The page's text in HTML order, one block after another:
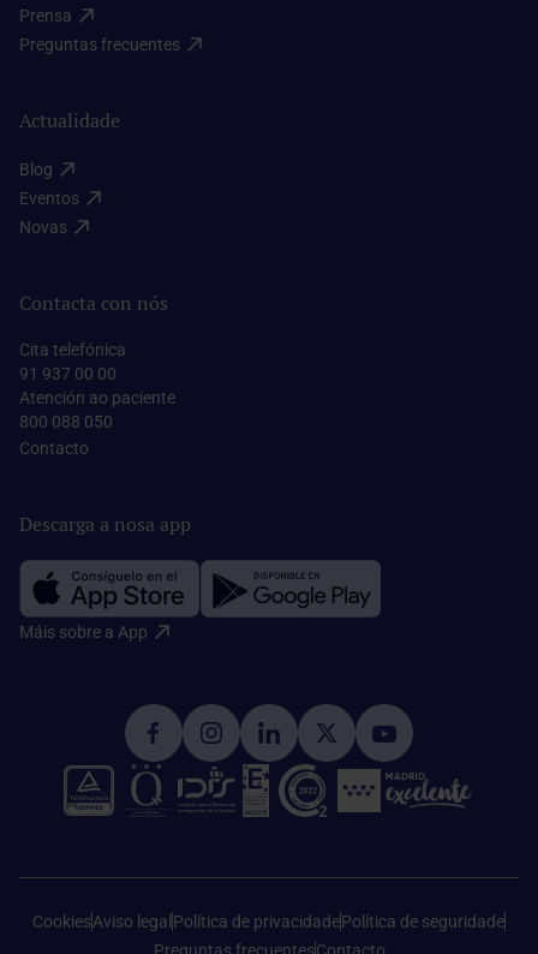
Prensa​
Preguntas frecuentes​
Actualidade
Blog​
Eventos​
Novas​
Contacta con nós
Cita telefónica
91 937 00 00
Atención ao paciente
800 088 050
Contacto​
Descarga a nosa app
Máis sobre a App​
CookiesAviso legal Política de privacidadePolítica de seguridade